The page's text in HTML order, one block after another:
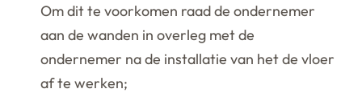
Om dit te voorkomen raad de ondernemer
aan de wanden in overleg met de
ondernemer na de installatie van het de vloer
af te werken;